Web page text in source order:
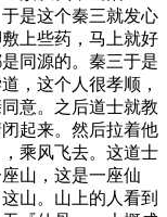
是这个秦三就发心
上些药，马上就好
同源的。秦三于是
，这个人很孝顺，
意。之后道士就教
起来。然后拉着他
乘风飞去。这道士
山，这是一座仙
山。山上的人看到